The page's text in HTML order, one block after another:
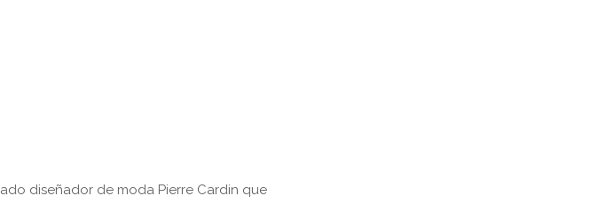
diseñador de moda Pierre Cardin que